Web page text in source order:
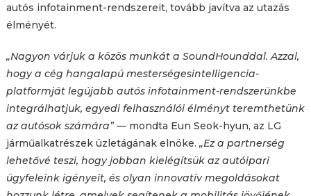
autós infotainment-rendszereit, tovább javítva az utazás
élményét.
„Nagyon várjuk a közös munkát a SoundHounddal. Azzal,
hogy a cég hangalapú mesterségesintelligencia-
platformját legújabb autós infotainment-rendszerünkbe
integrálhatjuk, egyedi felhasználói élményt teremthetünk
az autósok számára”— mondta Eun Seok-hyun, az LG
járműalkatrészek üzletágának elnöke. „Ez a partnerség
lehetővé teszi, hogy jobban kielégítsük az autóipari
ügyfeleink igényeit, és olyan innovatív megoldásokat